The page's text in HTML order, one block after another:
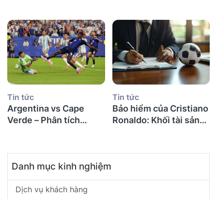
đấu vòng 32 đội World
Cup 2026
32 đội World Cup 2026
Tin tức
Argentina vs Cape
Verde – Phân tích
32 đội World Cup 2026
Copy
Tin tức
Bảo hiểm của Cristiano
Ronaldo: Khối tài sản
Danh mục kinh nghiệm
Dịch vụ khách hàng